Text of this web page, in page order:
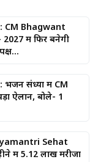
CM Bhagwant
2027 में फिर बनेगी
भजन संध्या में CM
ऐलान, बोले- 1
Sehat
में 5.12 लाख मरीजों